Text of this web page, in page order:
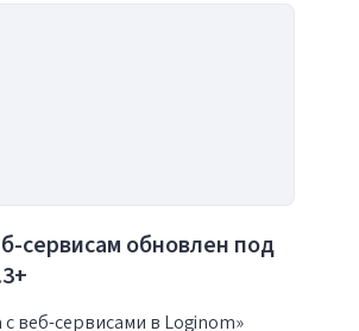
сервисам обновлен под
с веб-сервисами в Loginom»